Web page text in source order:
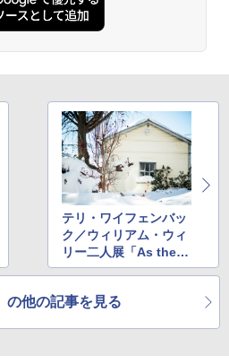
テリ・ワイフェンバッ
ク／ウィリアム・ウィ
リー二人展「As the C
row Flies」
の他の記事を見る